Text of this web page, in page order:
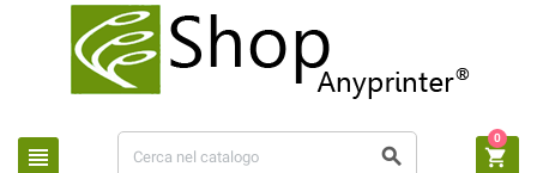
  
0